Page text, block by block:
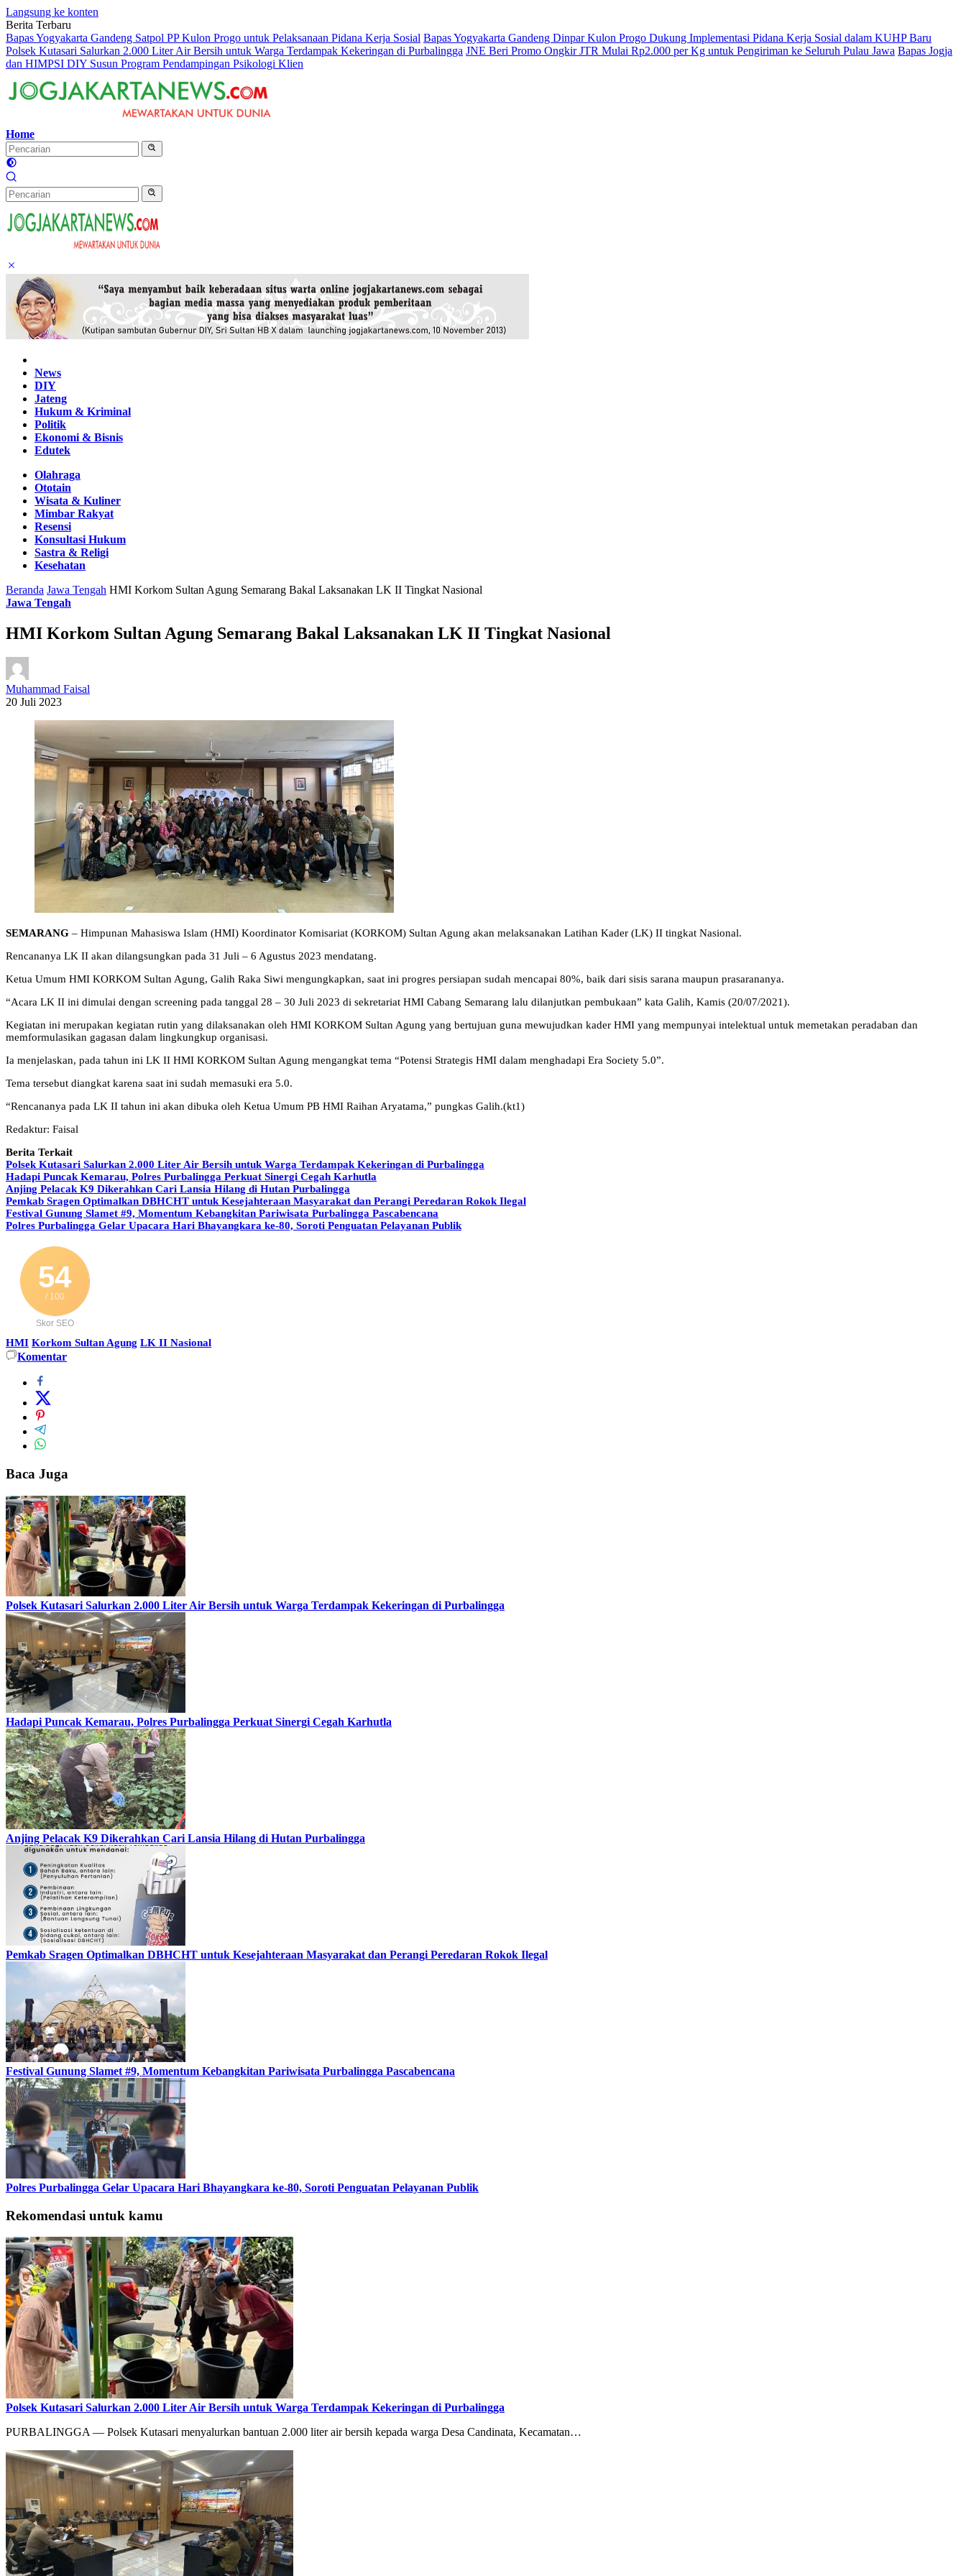
Langsung ke konten
Berita Terbaru
Bapas Yogyakarta Gandeng Satpol PP Kulon Progo untuk Pelaksanaan Pidana Kerja Sosial Bapas Yogyakarta Gandeng Dinpar Kulon Progo Dukung Implementasi Pidana Kerja Sosial dalam KUHP Baru
Polsek Kutasari Salurkan 2.000 Liter Air Bersih untuk Warga Terdampak Kekeringan di Purbalingga JNE Beri Promo Ongkir JTR Mulai Rp2.000 per Kg untuk Pengiriman ke Seluruh Pulau Jawa Bapas Jogja
dan HIMPSI DIY Susun Program Pendampingan Psikologi Klien
Home
News
DIY
Jateng
Hukum & Kriminal
Politik
Ekonomi & Bisnis
Edutek
Olahraga
Ototain
Wisata & Kuliner
Mimbar Rakyat
Resensi
Konsultasi Hukum
Sastra & Religi
Kesehatan
Beranda Jawa Tengah HMI Korkom Sultan Agung Semarang Bakal Laksanakan LK II Tingkat Nasional
Jawa Tengah
HMI Korkom Sultan Agung Semarang Bakal Laksanakan LK II Tingkat Nasional
Muhammad Faisal
20 Juli 2023
SEMARANG – Himpunan Mahasiswa Islam (HMI) Koordinator Komisariat (KORKOM) Sultan Agung akan melaksanakan Latihan Kader (LK) II tingkat Nasional.
Rencananya LK II akan dilangsungkan pada 31 Juli – 6 Agustus 2023 mendatang.
Ketua Umum HMI KORKOM Sultan Agung, Galih Raka Siwi mengungkapkan, saat ini progres persiapan sudah mencapai 80%, baik dari sisis sarana maupun prasarananya.
“Acara LK II ini dimulai dengan screening pada tanggal 28 – 30 Juli 2023 di sekretariat HMI Cabang Semarang lalu dilanjutkan pembukaan” kata Galih, Kamis (20/07/2021).
Kegiatan ini merupakan kegiatan rutin yang dilaksanakan oleh HMI KORKOM Sultan Agung yang bertujuan guna mewujudkan kader HMI yang mempunyai intelektual untuk memetakan peradaban dan
memformulasikan gagasan dalam lingkungkup organisasi.
Ia menjelaskan, pada tahun ini LK II HMI KORKOM Sultan Agung mengangkat tema “Potensi Strategis HMI dalam menghadapi Era Society 5.0”.
Tema tersebut diangkat karena saat ini sudah memasuki era 5.0.
“Rencananya pada LK II tahun ini akan dibuka oleh Ketua Umum PB HMI Raihan Aryatama,” pungkas Galih.(kt1)
Redaktur: Faisal
Berita Terkait
Polsek Kutasari Salurkan 2.000 Liter Air Bersih untuk Warga Terdampak Kekeringan di Purbalingga
Hadapi Puncak Kemarau, Polres Purbalingga Perkuat Sinergi Cegah Karhutla
Anjing Pelacak K9 Dikerahkan Cari Lansia Hilang di Hutan Purbalingga
Pemkab Sragen Optimalkan DBHCHT untuk Kesejahteraan Masyarakat dan Perangi Peredaran Rokok Ilegal
Festival Gunung Slamet #9, Momentum Kebangkitan Pariwisata Purbalingga Pascabencana
Polres Purbalingga Gelar Upacara Hari Bhayangkara ke-80, Soroti Penguatan Pelayanan Publik
54
/ 100
Skor SEO
HMI Korkom Sultan Agung LK II Nasional
Komentar
Baca Juga
Polsek Kutasari Salurkan 2.000 Liter Air Bersih untuk Warga Terdampak Kekeringan di Purbalingga
Hadapi Puncak Kemarau, Polres Purbalingga Perkuat Sinergi Cegah Karhutla
Anjing Pelacak K9 Dikerahkan Cari Lansia Hilang di Hutan Purbalingga
Pemkab Sragen Optimalkan DBHCHT untuk Kesejahteraan Masyarakat dan Perangi Peredaran Rokok Ilegal
Festival Gunung Slamet #9, Momentum Kebangkitan Pariwisata Purbalingga Pascabencana
Polres Purbalingga Gelar Upacara Hari Bhayangkara ke-80, Soroti Penguatan Pelayanan Publik
Rekomendasi untuk kamu
Polsek Kutasari Salurkan 2.000 Liter Air Bersih untuk Warga Terdampak Kekeringan di Purbalingga
PURBALINGGA — Polsek Kutasari menyalurkan bantuan 2.000 liter air bersih kepada warga Desa Candinata, Kecamatan…